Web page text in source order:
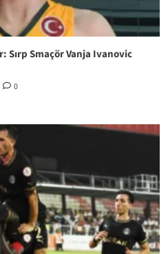
Sırp Smaçör Vanja Ivanovic
0